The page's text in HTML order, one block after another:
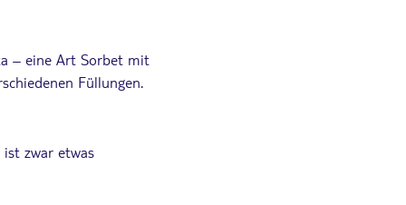
– eine Art Sorbet mit
Füllungen.
zwar etwas